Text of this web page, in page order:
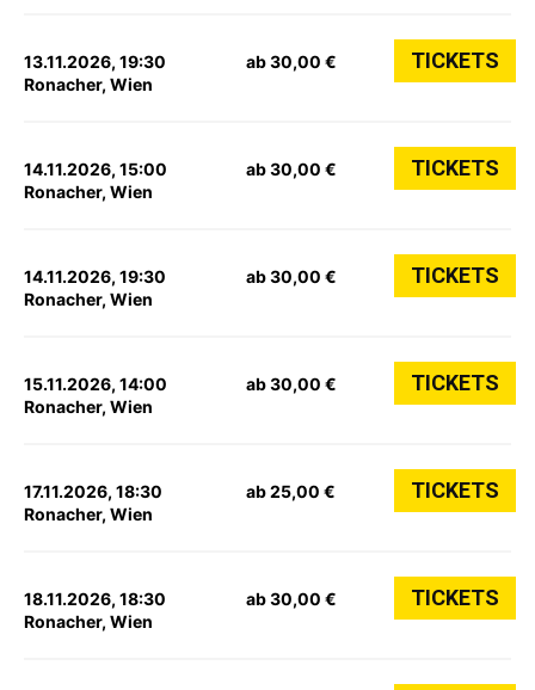
13.11.2026, 19:30
Ronacher, Wien
ab 30,00 € TICKETS
14.11.2026, 15:00
Ronacher, Wien
ab 30,00 € TICKETS
14.11.2026, 19:30
Ronacher, Wien
ab 30,00 € TICKETS
15.11.2026, 14:00
Ronacher, Wien
ab 30,00 € TICKETS
17.11.2026, 18:30
Ronacher, Wien
ab 25,00 € TICKETS
18.11.2026, 18:30
Ronacher, Wien
ab 30,00 € TICKETS